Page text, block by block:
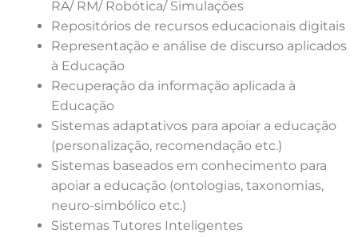
RA/ RM/ Robótica/ Simulações
Repositórios de recursos educacionais digitais
Representação e análise de discurso aplicados
à Educação
Recuperação da informação aplicada à
Educação
Sistemas adaptativos para apoiar a educação
(personalização, recomendação etc.)
Sistemas baseados em conhecimento para
apoiar a educação (ontologias, taxonomias,
neuro-simbólico etc.)
Sistemas Tutores Inteligentes